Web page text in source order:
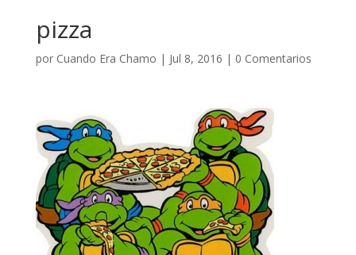
pizza
por Cuando Era Chamo | Jul 8, 2016 | 0 Comentarios